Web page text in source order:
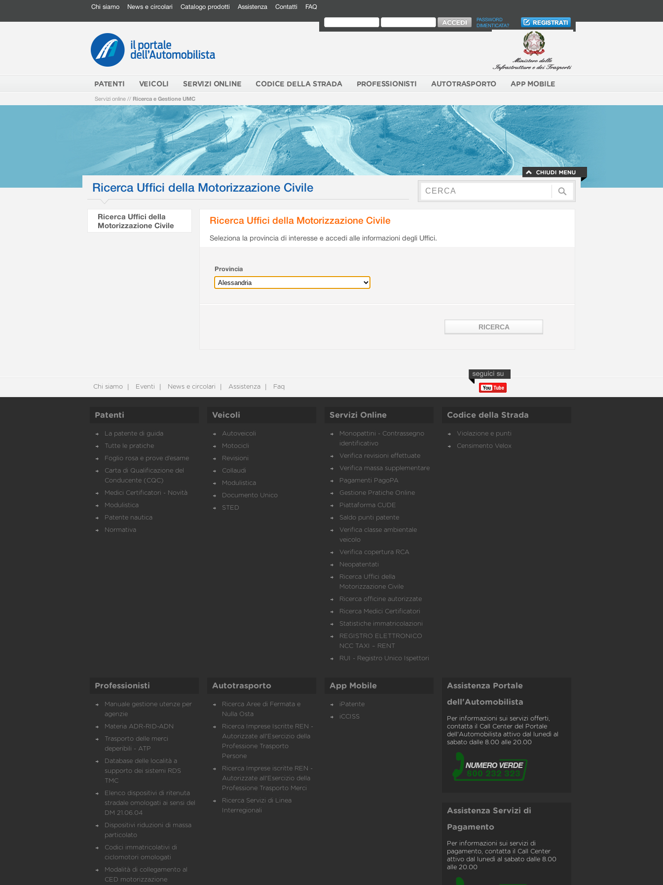
Chi siamo News e circolari Catalogo prodotti Assistenza Contatti FAQ
PASSWORD
DIMENTICATA?
PATENTI VEICOLI SERVIZI ONLINE CODICE DELLA STRADA PROFESSIONISTI AUTOTRASPORTO APP MOBILE
Servizi online // Ricerca e Gestione UMC
Ricerca Uffici della Motorizzazione Civile
Ricerca Uffici della
Motorizzazione Civile
Ricerca Uffici della Motorizzazione Civile
Seleziona la provincia di interesse e accedi alle informazioni degli Uffici.
Provincia
Chi siamo Eventi News e circolari Assistenza Faq
Patenti
La patente di guida
Tutte le pratiche
Foglio rosa e prove d’esame
Carta di Qualificazione del
Conducente (CQC)
Medici Certificatori - Novità
Modulistica
Patente nautica
Normativa
Veicoli
Autoveicoli
Motocicli
Revisioni
Collaudi
Modulistica
Documento Unico
STED
Servizi Online
Monopattini - Contrassegno
identificativo
Verifica revisioni effettuate
Verifica massa supplementare
Pagamenti PagoPA
Gestione Pratiche Online
Piattaforma CUDE
Saldo punti patente
Verifica classe ambientale
veicolo
Verifica copertura RCA
Neopatentati
Ricerca Uffici della
Motorizzazione Civile
Ricerca officine autorizzate
Ricerca Medici Certificatori
Statistiche immatricolazioni
REGISTRO ELETTRONICO
NCC TAXI – RENT
RUI - Registro Unico Ispettori
Codice della Strada
Violazione e punti
Censimento Velox
Professionisti
Manuale gestione utenze per
agenzie
Materia ADR-RID-ADN
Trasporto delle merci
deperibili - ATP
Database delle località a
supporto dei sistemi RDS
TMC
Elenco dispositivi di ritenuta
stradale omologati ai sensi del
DM 21.06.04
Dispositivi riduzioni di massa
particolato
Codici immatricolativi di
ciclomotori omologati
Modalità di collegamento al
CED motorizzazione
Autotrasporto
Ricerca Aree di Fermata e
Nulla Osta
Ricerca Imprese Iscritte REN -
Autorizzate all'Esercizio della
Professione Trasporto
Persone
Ricerca Imprese iscritte REN -
Autorizzate all'Esercizio della
Professione Trasporto Merci
Ricerca Servizi di Linea
Interregionali
App Mobile
iPatente
iCCISS
Assistenza Portale
dell'Automobilista
Per informazioni sui servizi offerti,
contatta il Call Center del Portale
dell'Automobilista attivo dal lunedì al
sabato dalle 8.00 alle 20.00
Assistenza Servizi di
Pagamento
Per informazioni sui servizi di
pagamento, contatta il Call Center
attivo dal lunedì al sabato dalle 8.00
alle 20.00